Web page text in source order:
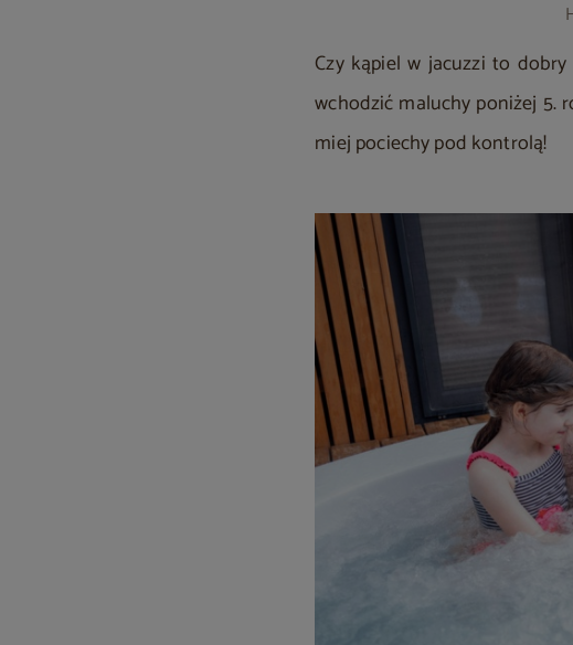
Czy kąpiel w jacuzzi to
wchodzić maluchy poniżej 5.
miej pociechy pod kontrolą!